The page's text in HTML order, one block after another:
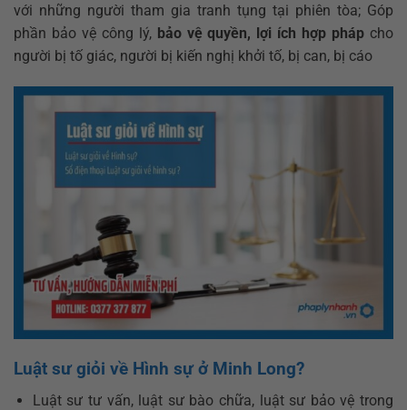
với những người tham gia tranh tụng tại phiên tòa; Góp
phần bảo vệ công lý, bảo vệ quyền, lợi ích hợp pháp cho
người bị tố giác, người bị kiến nghị khởi tố, bị can, bị cáo
Luật sư giỏi về Hình sự ở Minh Long?
Luật sư tư vấn, luật sư bào chữa, luật sư bảo vệ trong